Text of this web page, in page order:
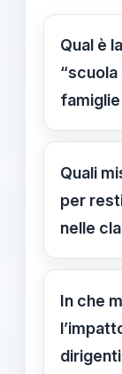
Qual è
“scuola
Crepet
sia nata
nelle
social
Quali
per
nelle
Tra le
confini
canali
In che